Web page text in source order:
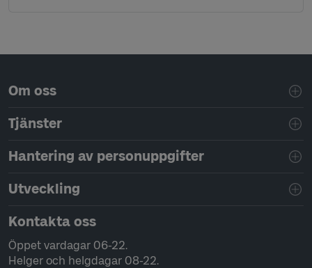
Sidfotsnavigering
Om oss
Tjänster
Hantering av personuppgifter
Utveckling
Kontakta oss
Öppet vardagar 06-22.
Helger och helgdagar 08-22.